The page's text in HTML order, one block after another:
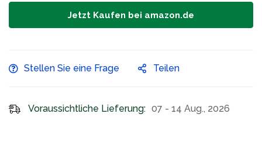
Jetzt Kaufen bei amazon.de
Stellen Sie eine Frage Teilen
Voraussichtliche Lieferung: 07 - 14 Aug., 2026